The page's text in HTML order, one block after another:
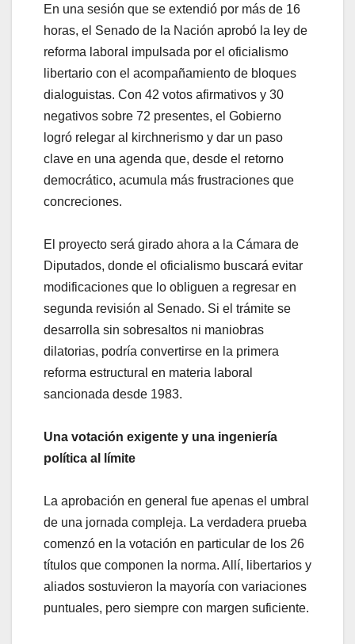
En una sesión que se extendió por más de 16
horas, el Senado de la Nación aprobó la ley de
reforma laboral impulsada por el oficialismo
libertario con el acompañamiento de bloques
dialoguistas. Con 42 votos afirmativos y 30
negativos sobre 72 presentes, el Gobierno
logró relegar al kirchnerismo y dar un paso
clave en una agenda que, desde el retorno
democrático, acumula más frustraciones que
concreciones.
El proyecto será girado ahora a la Cámara de
Diputados, donde el oficialismo buscará evitar
modificaciones que lo obliguen a regresar en
segunda revisión al Senado. Si el trámite se
desarrolla sin sobresaltos ni maniobras
dilatorias, podría convertirse en la primera
reforma estructural en materia laboral
sancionada desde 1983.
Una votación exigente y una ingeniería
política al límite
La aprobación en general fue apenas el umbral
de una jornada compleja. La verdadera prueba
comenzó en la votación en particular de los 26
títulos que componen la norma. Allí, libertarios y
aliados sostuvieron la mayoría con variaciones
puntuales, pero siempre con margen suficiente.